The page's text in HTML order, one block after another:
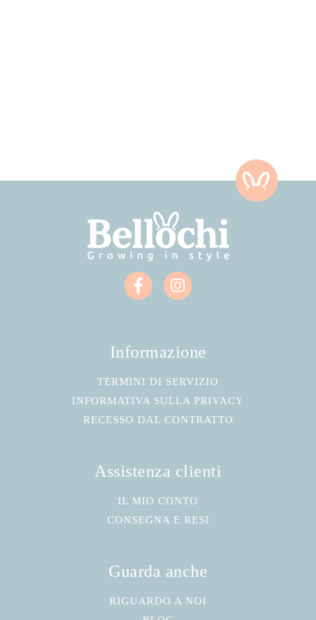
Informazione
TERMINI DI SERVIZIO
INFORMATIVA SULLA PRIVACY
RECESSO DAL CONTRATTO
Assistenza clienti
IL MIO CONTO
CONSEGNA E RESI
Guarda anche
RIGUARDO A NOI